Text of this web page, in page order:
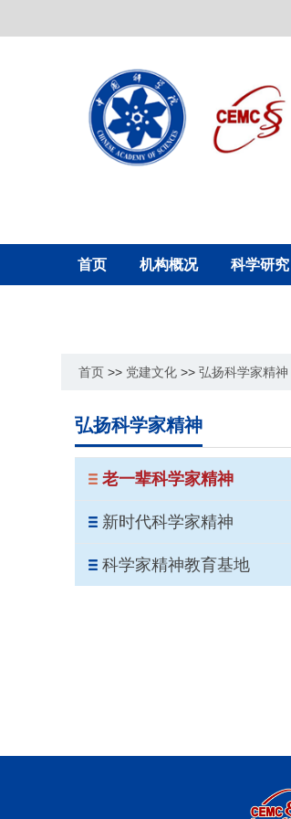
首页 机构概况 科学研究
首页 >> 党建文化 >>弘扬科学家精神
弘扬科学家精神
老一辈科学家精神
新时代科学家精神
科学家精神教育基地